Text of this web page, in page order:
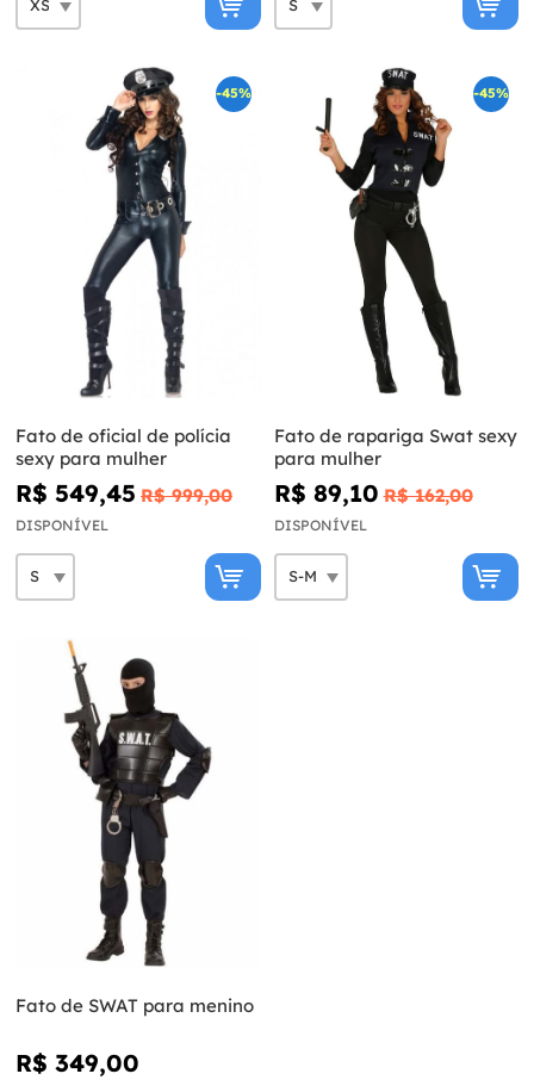
-45%
Fato de oficial de polícia
sexy para mulher
R$ 549,45 R$ 999,00
DISPONÍVEL
-45%
Fato de rapariga Swat sexy
para mulher
R$ 89,10 R$ 162,00
DISPONÍVEL
Fato de SWAT para menino
R$ 349,00